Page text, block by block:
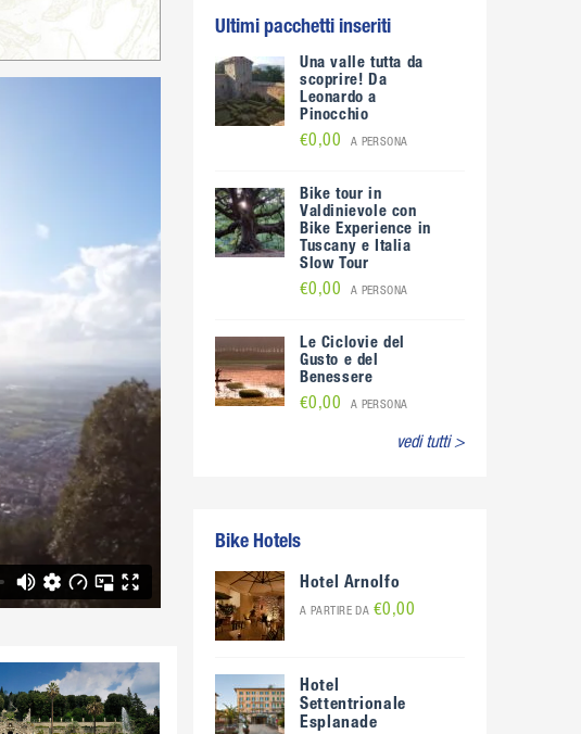
Ultimi pacchetti inseriti
Una valle tutta da
scoprire! Da
Leonardo a
Pinocchio
€0,00 A PERSONA
Bike tour in
Valdinievole con
Bike Experience in
Tuscany e Italia
Slow Tour
€0,00 A PERSONA
Le Ciclovie del
Gusto e del
Benessere
€0,00 A PERSONA
vedi tutti >
Bike Hotels
Hotel Arnolfo
A PARTIRE DA €0,00
Hotel
Settentrionale
Esplanade